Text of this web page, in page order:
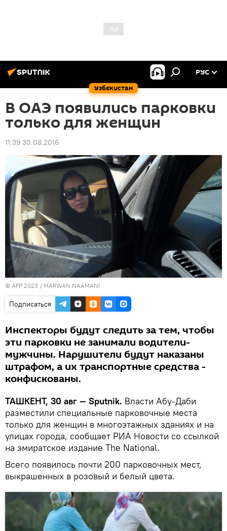
Узбекистан
РУС
В ОАЭ появились парковки
только для женщин
11:39 30.08.2016
© AFP 2023 / MARWAN NAAMANI
Подписаться
Инспекторы будут следить за тем, чтобы
эти парковки не занимали водители-
мужчины. Нарушители будут наказаны
штрафом, а их транспортные средства -
конфискованы.
ТАШКЕНТ, 30 авг — Sputnik. Власти Абу-Даби
разместили специальные парковочные места
только для женщин в многоэтажных зданиях и на
улицах города, сообщает РИА Новости со ссылкой
на эмиратское издание The National.
Всего появилось почти 200 парковочных мест,
выкрашенных в розовый и белый цвета.